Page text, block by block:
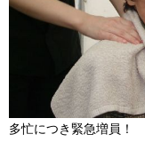
多忙につき緊急増員！